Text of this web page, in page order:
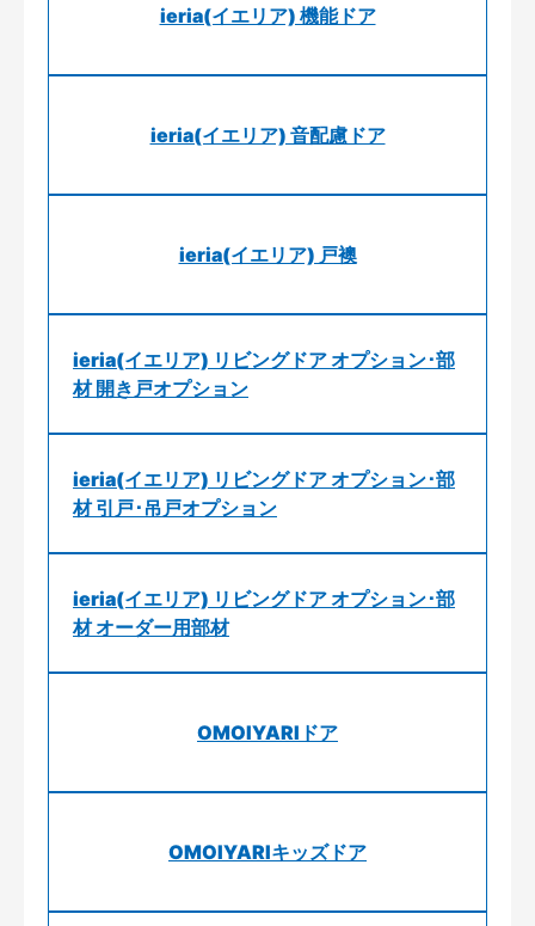
ieria(イエリア) 機能ドア
ieria(イエリア) 音配慮ドア
ieria(イエリア) 戸襖
ieria(イエリア) リビングドア オプション･部
材 開き戸オプション
ieria(イエリア) リビングドア オプション･部
材 引戸･吊戸オプション
ieria(イエリア) リビングドア オプション･部
材 オーダー用部材
OMOIYARIドア
OMOIYARIキッズドア